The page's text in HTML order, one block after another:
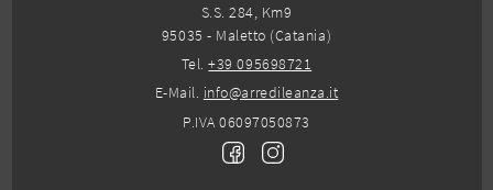
S.S. 284, Km9
95035 - Maletto (Catania)
Tel.+39 095698721
E-Mail. info@arredileanza.it
P.IVA 06097050873